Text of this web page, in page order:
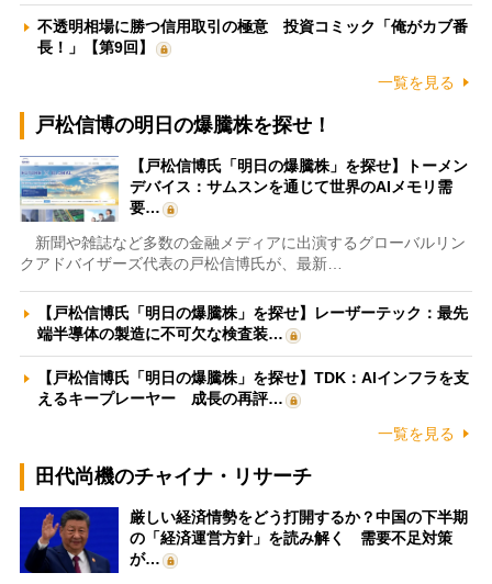
不透明相場に勝つ信用取引の極意 投資コミック「俺がカブ番
長！」【第9回】
一覧を見る
戸松信博の明日の爆騰株を探せ！
【戸松信博氏「明日の爆騰株」を探せ】トーメン
デバイス：サムスンを通じて世界のAIメモリ需
要…
新聞や雑誌など多数の金融メディアに出演するグローバルリン
クアドバイザーズ代表の戸松信博氏が、最新…
【戸松信博氏「明日の爆騰株」を探せ】レーザーテック：最先
端半導体の製造に不可欠な検査装…
【戸松信博氏「明日の爆騰株」を探せ】TDK：AIインフラを支
えるキープレーヤー 成長の再評…
一覧を見る
田代尚機のチャイナ・リサーチ
厳しい経済情勢をどう打開するか？中国の下半期
の「経済運営方針」を読み解く 需要不足対策
が…